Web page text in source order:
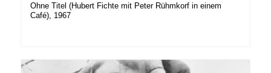
Ohne Titel (Hubert Fichte mit Peter Rühmkorf in einem
Café), 1967